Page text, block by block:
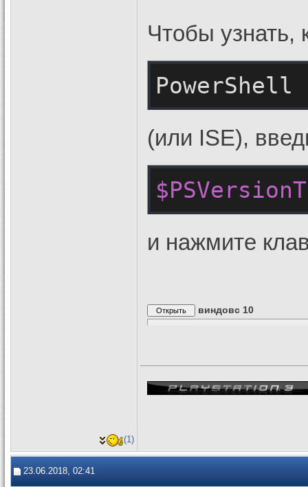
Чтобы узнать,
PowerShell
(или ISE),
и нажмите
виндовс 10
(1)
23.06.2018, 02:41